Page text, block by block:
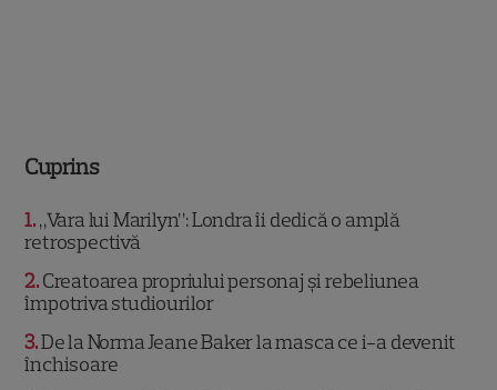
Cuprins
1 „Vara lui Marilyn”: Londra îi dedică o amplă
retrospectivă
2 Creatoarea propriului personaj și rebeliunea
împotriva studiourilor
3 De la Norma Jeane Baker la masca ce i-a devenit
închisoare